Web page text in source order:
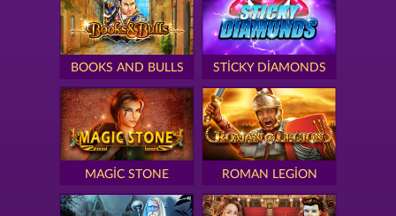
BOOKS AND BULLS STICKY DIAMONDS
MAGIC STONE ROMAN LEGION